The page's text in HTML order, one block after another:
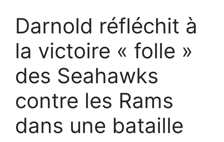
Darnold réfléchit à
la victoire « folle »
des Seahawks
contre les Rams
dans une bataille